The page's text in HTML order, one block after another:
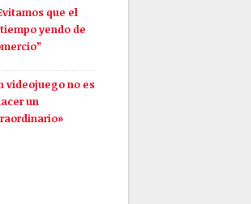
que el
yendo de
videojuego no es
un